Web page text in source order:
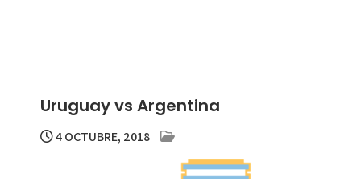
Uruguay vs Argentina
4 OCTUBRE, 2018